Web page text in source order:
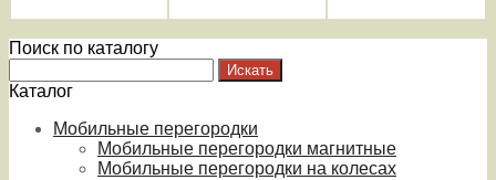
Поиск по каталогу
Каталог
Мобильные перегородки
Мобильные перегородки магнитные
Мобильные перегородки на колесах